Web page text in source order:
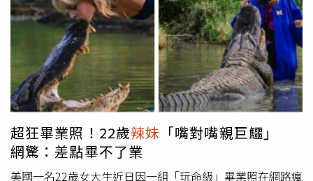
瑪莉珍鞋，更透過漸層果凍材質、雕花細節與立體花朵裝
飾，把浪漫感直接拉滿。最厲害的是，這系列完全不會有過
度甜膩感，反而帶點時裝感與雕塑美學，就算搭簡單白洋裝
或牛仔褲，也能立刻變成全身造型亮點。（圖／品牌提供）
年初正式分手。孫其君與林舒語合作獻出螢幕初吻也爆出交
往。（圖／三立提供）同年孫其君與《我的自由年代》螢幕
情侶林舒語傳出打得火熱，男方不僅被拍到深夜現身女方住
處，停留至凌晨4點，還帶著女方一同搭乘計程車外出，形
同同居般密切。不過當時孫其君才剛與梁文音分手不久，期
間也曾被拍到與小模張翎翎一起在東區買鹹水雞。對於與林
舒語的關係，孫其君透過經紀人否認交往，強調雙方只是朋
友；林舒語經紀人則透露，沒聽說過兩人有交往，但也不會
干涉，男未婚女未嫁，雙方交朋友或去對方家裡玩很正常。
林珈安曾與孫其君因戲結緣而有過一段情。（圖／翻攝自孫
其君臉書）時間來到2015年，孫其君在《軍官‧情人》中
超狂畢業照！22歲辣妹 「嘴對嘴親巨鱷」
網驚：差點畢不了業
美國一名22歲女大生近日因一組「玩命級」畢業照在網路瘋